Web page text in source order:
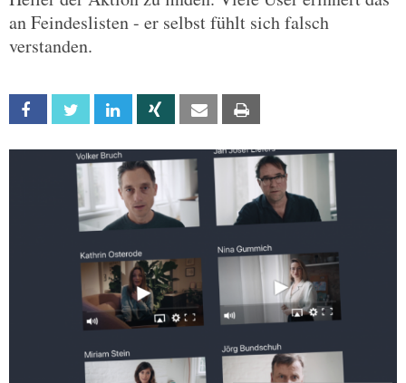
an Feindeslisten - er selbst fühlt sich falsch
verstanden.
Facebook Twitter Linkedin Xing Email